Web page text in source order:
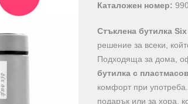
Каталожен номер:
Стъклена бутилка
решение за всеки,
Подходяща за дома,
бутилка с
комфорт при
подарък или за хора,